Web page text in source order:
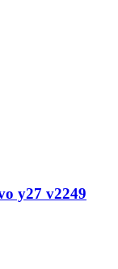
y27 v2249